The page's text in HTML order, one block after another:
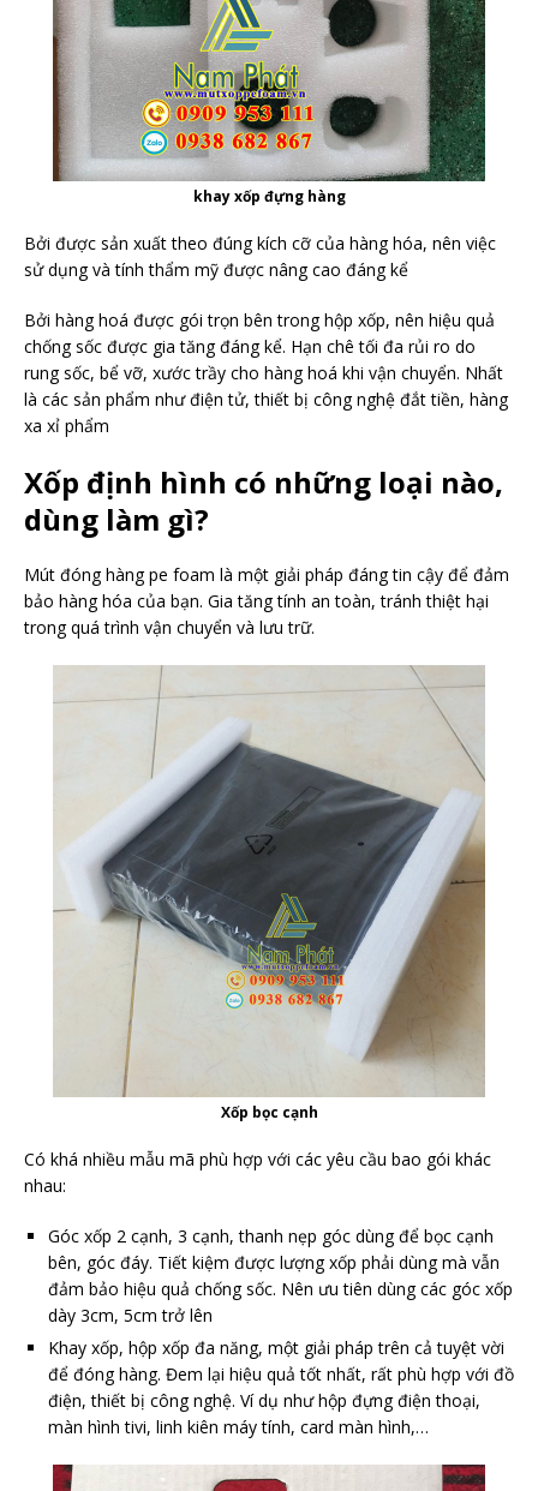
khay xốp đựng hàng
Bởi được sản xuất theo đúng kích cỡ của hàng hóa, nên việc
sử dụng và tính thẩm mỹ được nâng cao đáng kể
Bởi hàng hoá được gói trọn bên trong hộp xốp, nên hiệu quả
chống sốc được gia tăng đáng kể. Hạn chê tối đa rủi ro do
rung sốc, bể vỡ, xước trầy cho hàng hoá khi vận chuyển. Nhất
là các sản phẩm như điện tử, thiết bị công nghệ đắt tiền, hàng
xa xỉ phẩm
Xốp định hình có những loại nào,
dùng làm gì?
Mút đóng hàng pe foam là một giải pháp đáng tin cậy để đảm
bảo hàng hóa của bạn. Gia tăng tính an toàn, tránh thiệt hại
trong quá trình vận chuyển và lưu trữ.
Xốp bọc cạnh
Có khá nhiều mẫu mã phù hợp với các yêu cầu bao gói khác
nhau:
Góc xốp 2 cạnh, 3 cạnh, thanh nẹp góc dùng để bọc cạnh
bên, góc đáy. Tiết kiệm được lượng xốp phải dùng mà vẫn
đảm bảo hiệu quả chống sốc. Nên ưu tiên dùng các góc xốp
dày 3cm, 5cm trở lên
Khay xốp, hộp xốp đa năng, một giải pháp trên cả tuyệt vời
để đóng hàng. Đem lại hiệu quả tốt nhất, rất phù hợp với đồ
điện, thiết bị công nghệ. Ví dụ như hộp đựng điện thoại,
màn hình tivi, linh kiên máy tính, card màn hình,…